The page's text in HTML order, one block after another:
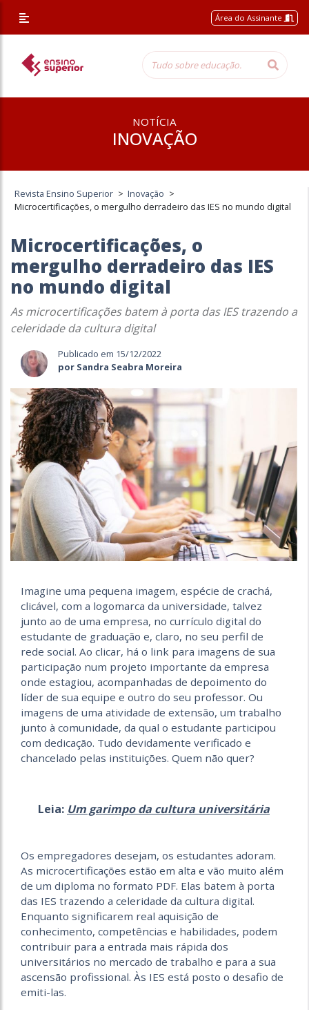
Área do Assinante
NOTÍCIA
INOVAÇÃO
Revista Ensino Superior > Inovação >
Microcertificações, o mergulho derradeiro das IES no mundo digital
Microcertificações, o
mergulho derradeiro das IES
no mundo digital
As microcertificações batem à porta das IES trazendo a
celeridade da cultura digital
Publicado em 15/12/2022
por Sandra Seabra Moreira
Imagine uma pequena imagem, espécie de crachá,
clicável, com a logomarca da universidade, talvez
junto ao de uma empresa, no currículo digital do
estudante de graduação e, claro, no seu perfil de
rede social. Ao clicar, há o link para imagens de sua
participação num projeto importante da empresa
onde estagiou, acompanhadas de depoimento do
líder de sua equipe e outro do seu professor. Ou
imagens de uma atividade de extensão, um trabalho
junto à comunidade, da qual o estudante participou
com dedicação. Tudo devidamente verificado e
chancelado pelas instituições. Quem não quer?
Leia: Um garimpo da cultura universitária
Os empregadores desejam, os estudantes adoram.
As microcertificações estão em alta e vão muito além
de um diploma no formato PDF. Elas batem à porta
das IES trazendo a celeridade da cultura digital.
Enquanto significarem real aquisição de
conhecimento, competências e habilidades, podem
contribuir para a entrada mais rápida dos
universitários no mercado de trabalho e para a sua
ascensão profissional. Às IES está posto o desafio de
emiti-las.